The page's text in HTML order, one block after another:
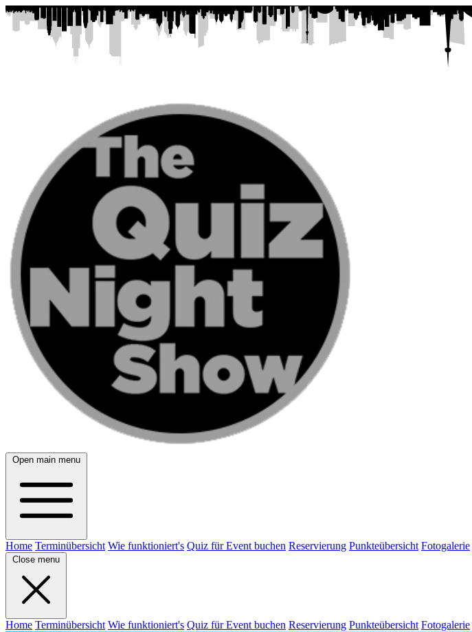
Open main menu
Home Terminübersicht Wie funktioniert's Quiz für Event buchen Reservierung Punkteübersicht Fotogalerie
Close menu
Home Terminübersicht Wie funktioniert's Quiz für Event buchen Reservierung Punkteübersicht Fotogalerie